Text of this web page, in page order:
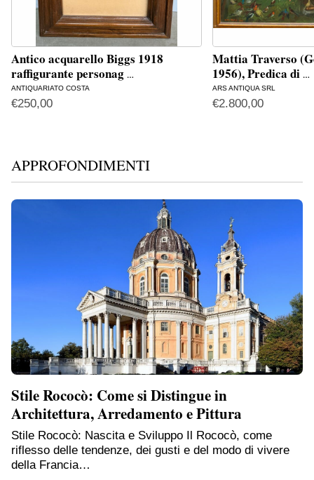
Antico acquarello Biggs 1918
raffigurante personag …
ANTIQUARIATO COSTA
€250,00
Mattia Traverso
1956), Predica di …
ARS ANTIQUA SRL
€2.800,00
APPROFONDIMENTI
Stile Rococò: Come si Distingue in
Architettura, Arredamento e Pittura
Stile Rococò: Nascita e Sviluppo Il Rococò, come
riflesso delle tendenze, dei gusti e del modo di vivere
della Francia…